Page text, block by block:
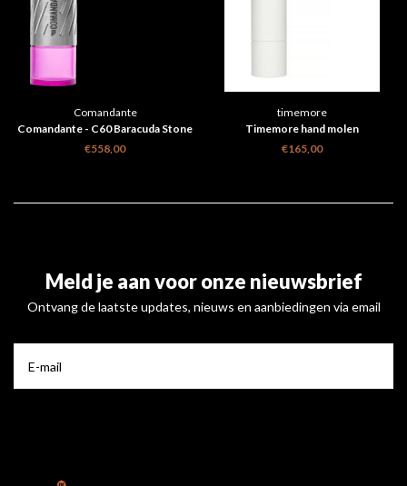
Comandante
Comandante - C60 Baracuda Stone
Washed handmolen
€558,00
timemore
Timemore hand molen
€165,00
Meld je aan voor onze nieuwsbrief
Ontvang de laatste updates, nieuws en aanbiedingen via email